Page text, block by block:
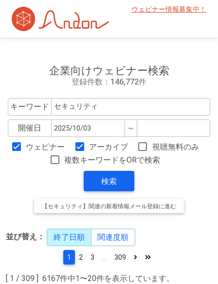
ウェビナー情報募集中！
企業向けウェビナー検索
登録件数：146,772件
キーワード
開催日 ～
ウェビナー アーカイブ
視聴無料のみ
複数キーワードをORで検索
検索
【セキュリティ】関連の新着情報メール登録に進む
並び替え： 終了日順 関連度順
[ 1 / 309 ] 6167件中1〜20件を表示しています。
1 2 3 309